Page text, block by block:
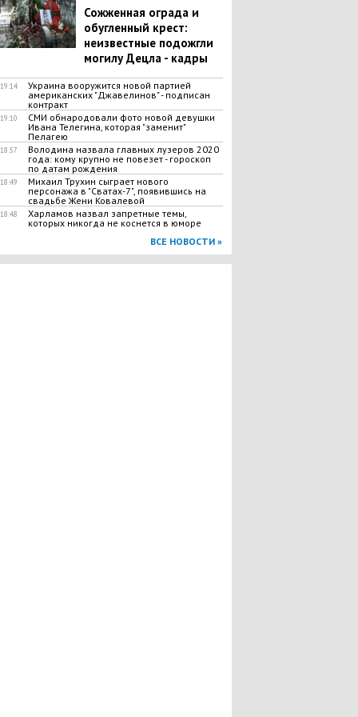
​Сожженная ограда и
обугленный крест:
неизвестные подожгли
могилу Децла - кадры
19:14
Украина вооружится новой партией
американских "Джавелинов" - подписан
контракт
19:10
СМИ обнародовали фото новой девушки
Ивана Телегина, которая "заменит"
Пелагею
18:57
Володина назвала главных лузеров 2020
года: кому крупно не повезет - гороскоп
по датам рождения
18:49
Михаил Трухин сыграет нового
персонажа в "Сватах-7", появившись на
свадьбе Жени Ковалевой
18:48
Харламов назвал запретные темы,
которых никогда не коснется в юморе
ВСЕ НОВОСТИ »